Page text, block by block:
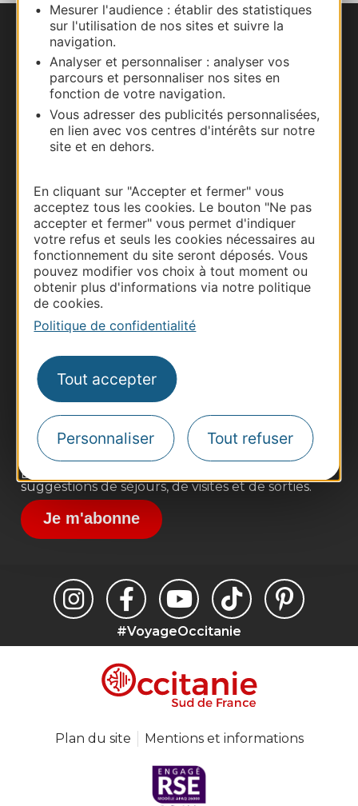
Mesurer l'audience : établir des statistiques
sur l'utilisation de nos sites et suivre la
navigation.
Analyser et personnaliser : analyser vos
parcours et personnaliser nos sites en
fonction de votre navigation.
Vous adresser des publicités personnalisées,
en lien avec vos centres d'intérêts sur notre
site et en dehors.
En cliquant sur "Accepter et fermer" vous
acceptez tous les cookies. Le bouton "Ne pas
accepter et fermer" vous permet d'indiquer
votre refus et seuls les cookies nécessaires au
fonctionnement du site seront déposés. Vous
pouvez modifier vos choix à tout moment ou
obtenir plus d'informations via notre politique
de cookies.
Politique de confidentialité
Tout accepter
Personnaliser Tout refuser
Nous contacter
Carte interactive
Documentation
Thermalisme
Business/Mice
Pros d'Occitanie
Site presse et d'influence
Voyagistes
Destination Sport
Inscrivez-vous à la lettre d'information
Destination Occitanie pour recevoir des
suggestions de séjours, de visites et de sorties.
Je m'abonne
#VoyageOccitanie
Plan du site Mentions et informations